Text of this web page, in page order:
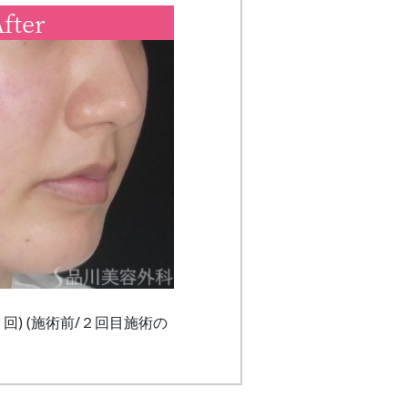
) (施術前/２回目施術の